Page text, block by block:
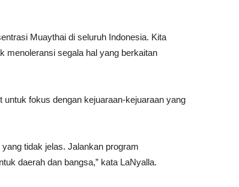
Muaythai di seluruh Indonesia. Kita
menoleransi segala hal yang berkaitan
fokus dengan kejuaraan-kejuaraan yang
tidak jelas. Jalankan program
daerah dan bangsa,” kata LaNyalla.